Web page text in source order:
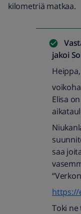
kilometriä matkaa.
jakoi
Heippa,
Elisa
saa
https://
Toki